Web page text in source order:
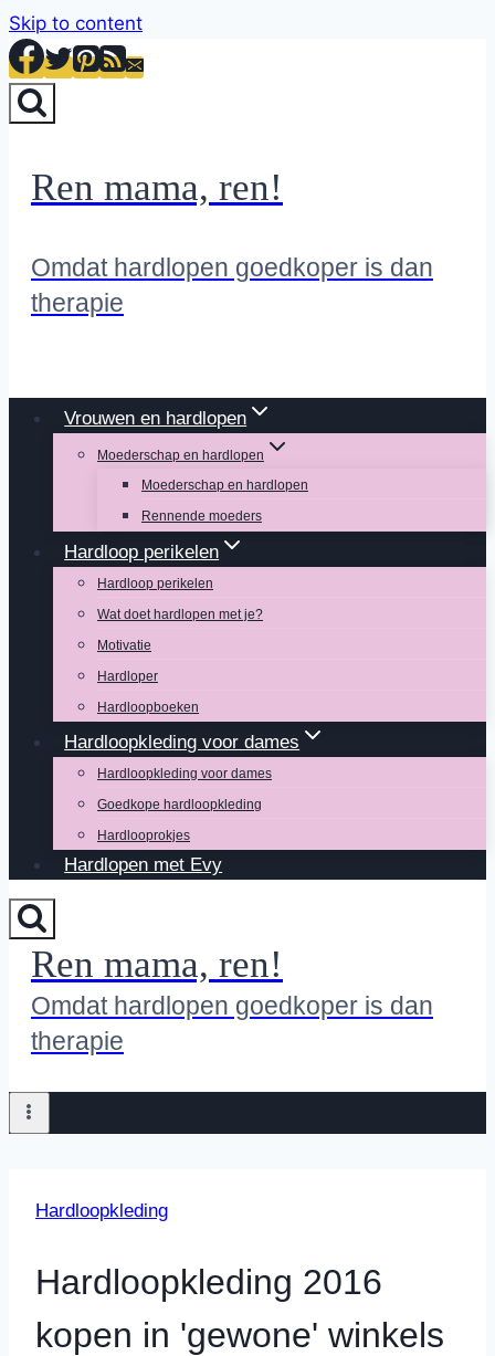
Skip to content
Ren mama, ren!
Omdat hardlopen goedkoper is dan
therapie
Vrouwen en hardlopen
Moederschap en hardlopen
Moederschap en hardlopen
Rennende moeders
Hardloop perikelen
Hardloop perikelen
Wat doet hardlopen met je?
Motivatie
Hardloper
Hardloopboeken
Hardloopkleding voor dames
Hardloopkleding voor dames
Goedkope hardloopkleding
Hardlooprokjes
Hardlopen met Evy
Ren mama, ren!
Omdat hardlopen goedkoper is dan
therapie
Hardloopkleding
Hardloopkleding 2016
kopen in 'gewone' winkels